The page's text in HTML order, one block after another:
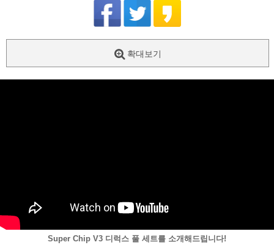
확대보기
Super Chip V3 디럭스 풀 세트를 소개해드립니다!